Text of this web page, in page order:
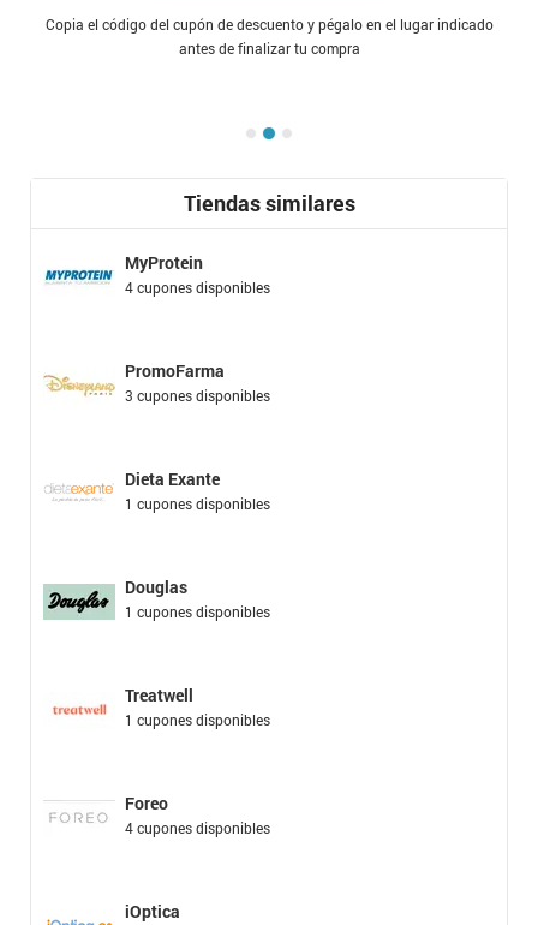
Copia el código del cupón de descuento y pégalo en el lugar indicado
antes de finalizar tu compra
Tiendas similares
MyProtein
4 cupones disponibles
PromoFarma
3 cupones disponibles
Dieta Exante
1 cupones disponibles
Douglas
1 cupones disponibles
Treatwell
1 cupones disponibles
Foreo
4 cupones disponibles
iOptica